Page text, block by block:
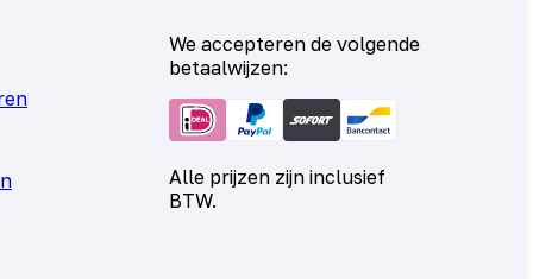
We accepteren de volgende
betaalwijzen:
Alle prijzen zijn inclusief
BTW.